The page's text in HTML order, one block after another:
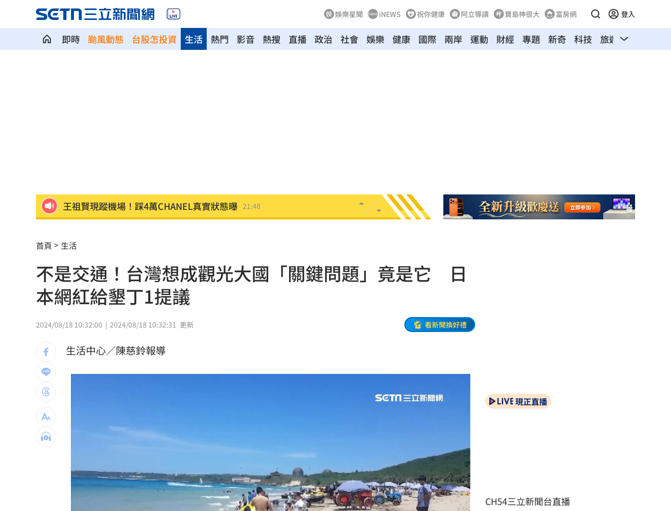
娛樂星聞 iNEWS 祝你健康 阿立導讀 寶島神很大 富房網 登入
即時 颱風動態 台股怎投資 熱門 影音 熱搜 直播 政治 社會 娛樂
生活 健康 國際 兩岸 運動 財經 專題 新奇 科技 旅遊 汽車
王祖賢現蹤機場！踩4萬CHANEL真實狀態曝 21:48
射頻器材全卡關 他：NCC卡越久越多人受害
新／美股開盤費半下挫 台指期失守44000點 21:42
黃禎憲診所挺蔣舊照遭出征！老病患不忍了
陳傑憲炸裂2分砲 統一狂掃13安痛宰味全
偷吃人妻挨告 小王反控她是時間管理大師
中國製路由器資安漏洞！逾20設備藏後門
二手菸超毒！她陪夫看病 意外查出肺腺癌 21:13
NCC無委員唱獨立空城計 iPhone 18照登台 21:10
首頁 生活
不是交通！台灣想成觀光大國「關鍵問題」竟是它 日
本網紅給墾丁1提議
2024/08/18 10:32:00 2024/08/18 10:32:31 更新 看新聞換好禮
生活中心／陳慈鈴報導
現正直播
CH54三立新聞台直播